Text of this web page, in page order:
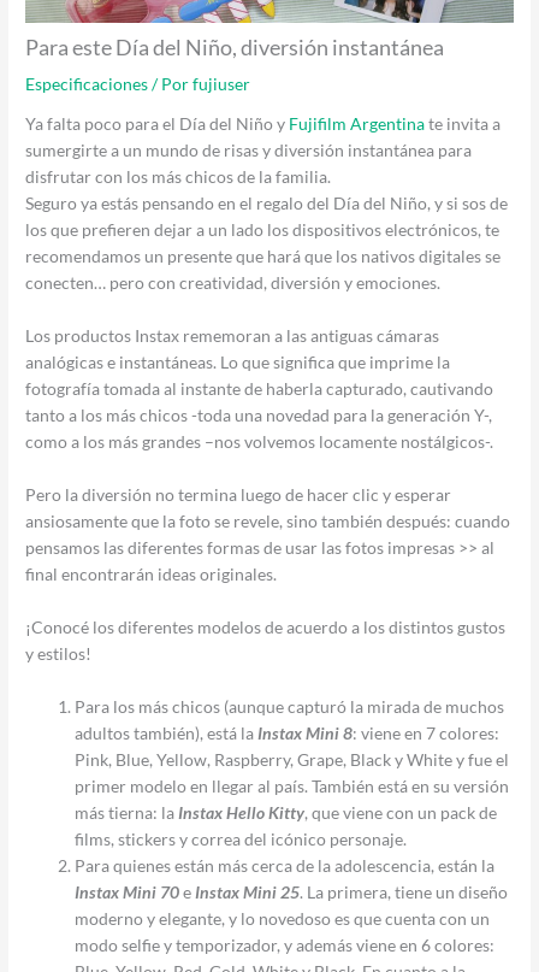
Para este Día del Niño, diversión instantánea
Especificaciones/ Porfujiuser
Ya falta poco para el Día del Niño y Fujifilm Argentinate invita a
sumergirte a un mundo de risas y diversión instantánea para
disfrutar con los más chicos de la familia.
Seguro ya estás pensando en el regalo del Día del Niño, y si sos de
los que prefieren dejar a un lado los dispositivos electrónicos, te
recomendamos un presente que hará que los nativos digitales se
conecten… pero con creatividad, diversión y emociones.
Los productos Instax rememoran a las antiguas cámaras
analógicas e instantáneas. Lo que significa que imprime la
fotografía tomada al instante de haberla capturado, cautivando
tanto a los más chicos -toda una novedad para la generación Y-,
como a los más grandes –nos volvemos locamente nostálgicos-.
Pero la diversión no termina luego de hacer clic y esperar
ansiosamente que la foto se revele, sino también después: cuando
pensamos las diferentes formas de usar las fotos impresas >> al
final encontrarán ideas originales.
¡Conocé los diferentes modelos de acuerdo a los distintos gustos
y estilos!
Para los más chicos (aunque capturó la mirada de muchos
adultos también), está la Instax Mini 8: viene en 7 colores:
Pink, Blue, Yellow, Raspberry, Grape, Black y White y fue el
primer modelo en llegar al país. También está en su versión
más tierna: la Instax Hello Kitty, que viene con un pack de
films, stickers y correa del icónico personaje.
Para quienes están más cerca de la adolescencia, están la
Instax Mini 70e Instax Mini 25. La primera, tiene un diseño
moderno y elegante, y lo novedoso es que cuenta con un
modo selfie y temporizador, y además viene en 6 colores: